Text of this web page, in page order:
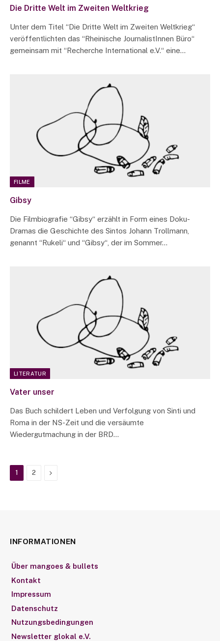
Die Dritte Welt im Zweiten Weltkrieg
Unter dem Titel “Die Dritte Welt im Zweiten Weltkrieg“
veröffentlichten das “Rheinische JournalistInnen Büro“
gemeinsam mit “Recherche International e.V.“ eine…
FILME
Gibsy
Die Filmbiografie “Gibsy“ erzählt in Form eines Doku-
Dramas die Geschichte des Sintos Johann Trollmann,
genannt “Rukeli“ und “Gibsy“, der im Sommer…
LITERATUR
Vater unser
Das Buch schildert Leben und Verfolgung von Sinti und
Roma in der NS-Zeit und die versäumte
Wiedergutmachung in der BRD…
1 2 Next
INFORMATIONEN
Über mangoes & bullets
Kontakt
Impressum
Datenschutz
Nutzungsbedingungen
Newsletter glokal e.V.